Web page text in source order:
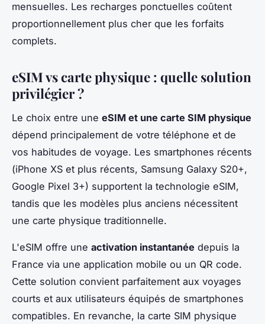
mensuelles. Les recharges ponctuelles coûtent
proportionnellement plus cher que les forfaits
complets.
eSIM vs carte physique : quelle solution
privilégier ?
Le choix entre une eSIM et une carte SIM physique
dépend principalement de votre téléphone et de
vos habitudes de voyage. Les smartphones récents
(iPhone XS et plus récents, Samsung Galaxy S20+,
Google Pixel 3+) supportent la technologie eSIM,
tandis que les modèles plus anciens nécessitent
une carte physique traditionnelle.
L'eSIM offre une activation instantanée depuis la
France via une application mobile ou un QR code.
Cette solution convient parfaitement aux voyages
courts et aux utilisateurs équipés de smartphones
compatibles. En revanche, la carte SIM physique